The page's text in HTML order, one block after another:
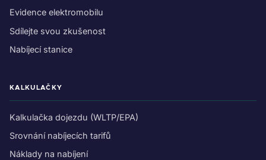
Evidence elektromobilu
Sdílejte svou zkušenost
Nabíjecí stanice
KALKULAČKY
Kalkulačka dojezdu (WLTP/EPA)
Srovnání nabíjecích tarifů
Náklady na nabíjení